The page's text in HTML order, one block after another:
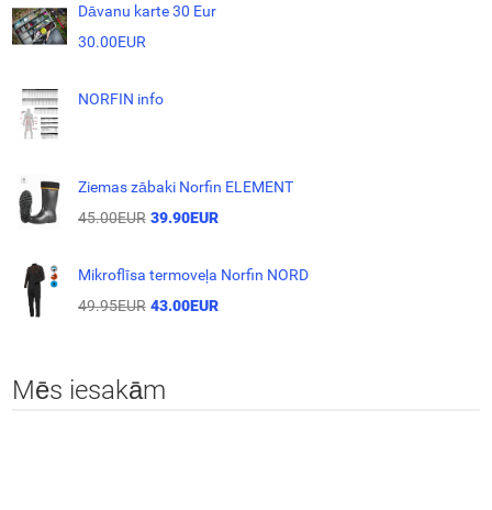
Dāvanu karte 30 Eur
30.00EUR
NORFIN info
Ziemas zābaki Norfin ELEMENT
45.00EUR 39.90EUR
Mikroflīsa termoveļa Norfin NORD
49.95EUR 43.00EUR
Mēs iesakām